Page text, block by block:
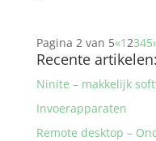
Pagina 2 van 5«1 2345
Recente artikelen:
Ninite – makkelijk
Invoerapparaten
Remote desktop –